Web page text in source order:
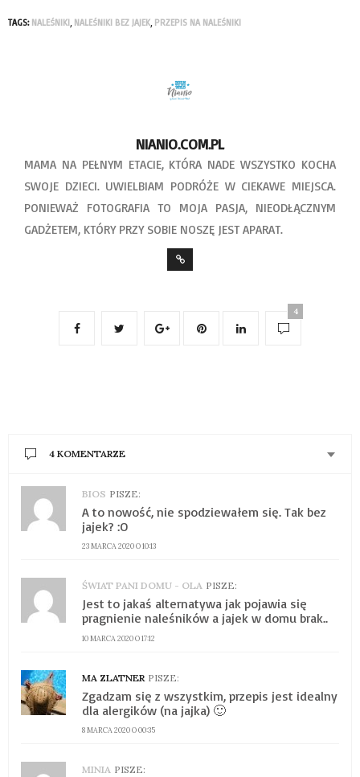
TAGS: NALEŚNIKI, NALEŚNIKI BEZ JAJEK, PRZEPIS NA NALEŚNIKI
NIANIO.COM.PL
MAMA NA PEŁNYM ETACIE, KTÓRA NADE WSZYSTKO KOCHA
SWOJE DZIECI. UWIELBIAM PODRÓŻE W CIEKAWE MIEJSCA.
PONIEWAŻ FOTOGRAFIA TO MOJA PASJA, NIEODŁĄCZNYM
GADŻETEM, KTÓRY PRZY SOBIE NOSZĘ JEST APARAT.
4
4 KOMENTARZE
BIOS PISZE:
23 MARCA 2020 O 10:13
A to nowość, nie spodziewałem się. Tak bez
jajek? :O
ŚWIAT PANI DOMU - OLA PISZE:
10 MARCA 2020 O 17:12
Jest to jakaś alternatywa jak pojawia się
pragnienie naleśników a jajek w domu brak..
MA ZLATNER PISZE:
8 MARCA 2020 O 00:35
Zgadzam się z wszystkim, przepis jest idealny
dla alergików (na jajka) 🙂
MINIA PISZE: